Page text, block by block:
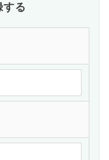
する